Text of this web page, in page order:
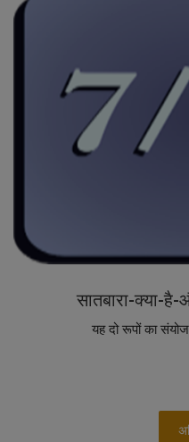
सातबारा-क्या-
यह दो रूपों का